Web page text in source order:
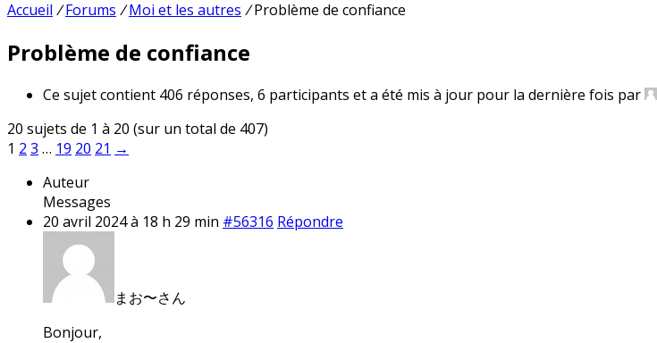
Accueil / Forums / Moi et les autres / Problème de confiance
Problème de confiance
Ce sujet contient 406 réponses, 6 participants et a été mis à jour pour la dernière fois par
20 sujets de 1 à 20 (sur un total de 407)
1 2 3 … 19 20 21 →
Auteur
Messages
20 avril 2024 à 18 h 29 min #56316 Répondre
まお〜さん
Bonjour,